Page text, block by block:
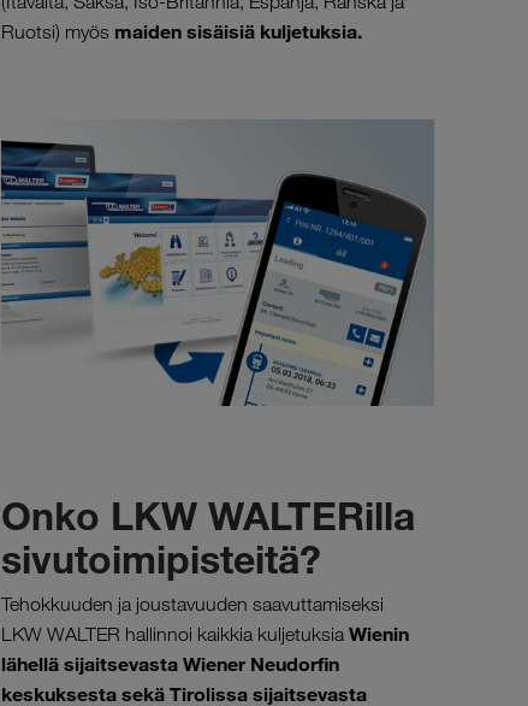
Ruotsi) myös maiden sisäisiä kuljetuksia.
Onko LKW WALTERilla
sivutoimipisteitä?
Tehokkuuden ja joustavuuden saavuttamiseksi
LKW WALTER hallinnoi kaikkia kuljetuksia Wienin
lähellä sijaitsevasta Wiener Neudorfin
keskuksesta sekä Tirolissa sijaitsevasta